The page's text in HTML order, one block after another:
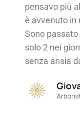
pensavo più
è avvenuto in
Sono
solo 2 nei
senza ansia